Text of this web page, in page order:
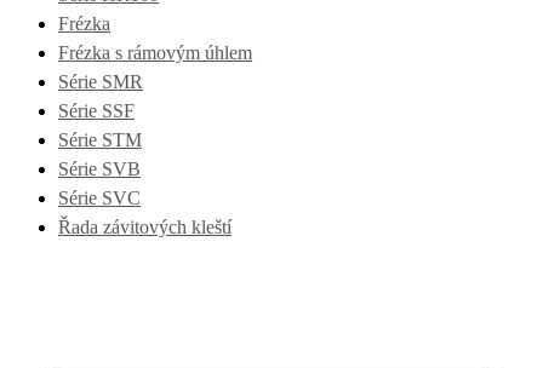
Frézka
Frézka s rámovým úhlem
Série SMR
Série SSF
Série STM
Série SVB
Série SVC
Řada závitových kleští